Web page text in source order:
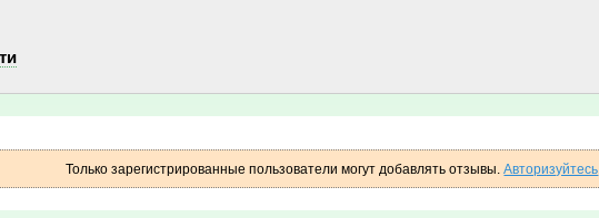
Только зарегистрированные пользователи могут добавлять отзывы.Авторизуйтесь